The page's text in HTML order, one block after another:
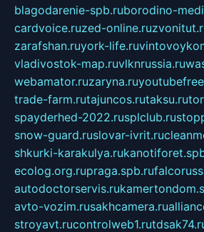
blagodarenie-spb.ruborodino-
cardvoice.ruzed-online.ru
zarafshan.ruyork-life.ru
vladivostok-map.ruvlknrussia.ru
webamator.ruzaryna.ru
trade-farm.rutajuncos.rutaksu.ru
spayderhed-2022.rusplclub.ru
snow-guard.ruslovar-ivrit.ru
shkurki-karakulya.ru
ecolog.org.rupraga.spb.ru
autodoctorservis.ru
avto-vozim.rusakhcamera.ru
stroyavt.rucontrolweb1.ru